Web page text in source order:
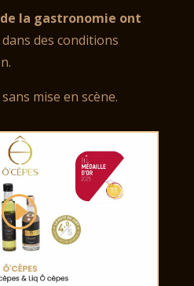
la gastronomie ont
des conditions
mise en scène.